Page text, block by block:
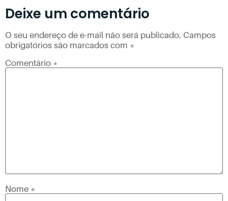
Deixe um comentário
O seu endereço de e-mail não será publicado. Campos
obrigatórios são marcados com *
Comentário *
Nome *